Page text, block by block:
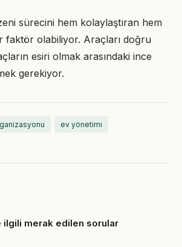
sürecini hem kolaylaştıran hem
faktör olabiliyor. Araçları doğru
esiri olmak arasındaki ince
gerekiyor.
ev yönetimi
ilgili merak edilen sorular